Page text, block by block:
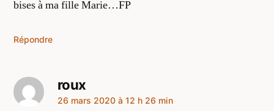
bises à ma fille Marie…FP
Répondre
roux
a
26 mars 2020 à 12 h 26 min